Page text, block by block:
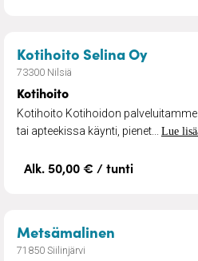
Kotihoito Selina Oy–
73300 Nilsiä
Kotihoito
Kotihoito Kotihoidon
tai apteekissa käynti, pienet... Lue
Alk. 50,00 € / tunti
Metsämalinen
71850 Siilinjärvi